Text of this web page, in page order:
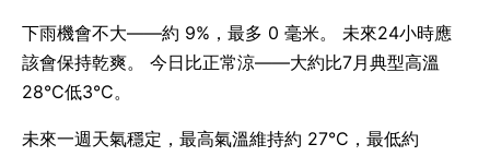
下雨機會不大——約 9%，最多 0 毫米。 未來24小時應
該會保持乾爽。 今日比正常涼——大約比7月典型高溫
28°C低3°C。
未來一週天氣穩定，最高氣溫維持約 27°C，最低約